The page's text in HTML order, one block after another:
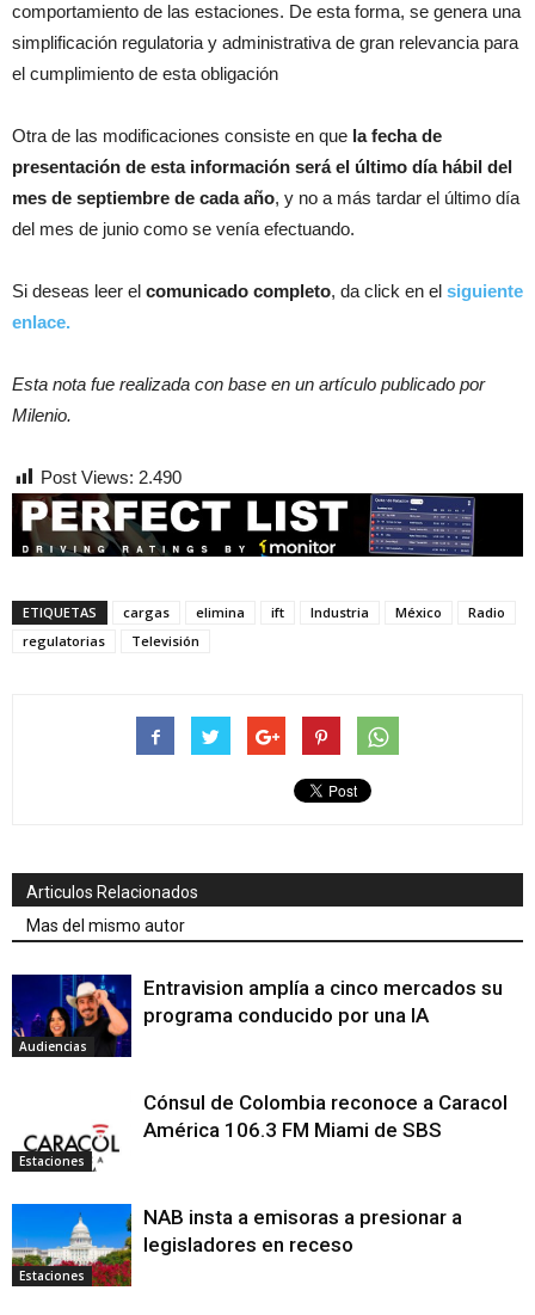
comportamiento de las estaciones. De esta forma, se genera una
simplificación regulatoria y administrativa de gran relevancia para
el cumplimiento de esta obligación
Otra de las modificaciones consiste en que la fecha de
presentación de esta información será el último día hábil del
mes de septiembre de cada año, y no a más tardar el último día
del mes de junio como se venía efectuando.
Si deseas leer el comunicado completo, da click en el siguiente
enlace.
Esta nota fue realizada con base en un artículo publicado por
Milenio.
Post Views: 2.490
ETIQUETAS cargas elimina ift Industria México
Radio
regulatorias
Televisión
Articulos Relacionados
Mas del mismo autor
Audiencias
Entravision amplía a cinco mercados su
programa conducido por una IA
Estaciones
Cónsul de Colombia reconoce a Caracol
América 106.3 FM Miami de SBS
Estaciones
NAB insta a emisoras a presionar a
legisladores en receso